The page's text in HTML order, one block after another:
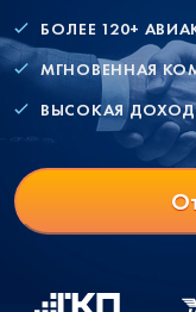
БОЛЕЕ 120+
МГНОВЕННАЯ
ВЫСОКАЯ